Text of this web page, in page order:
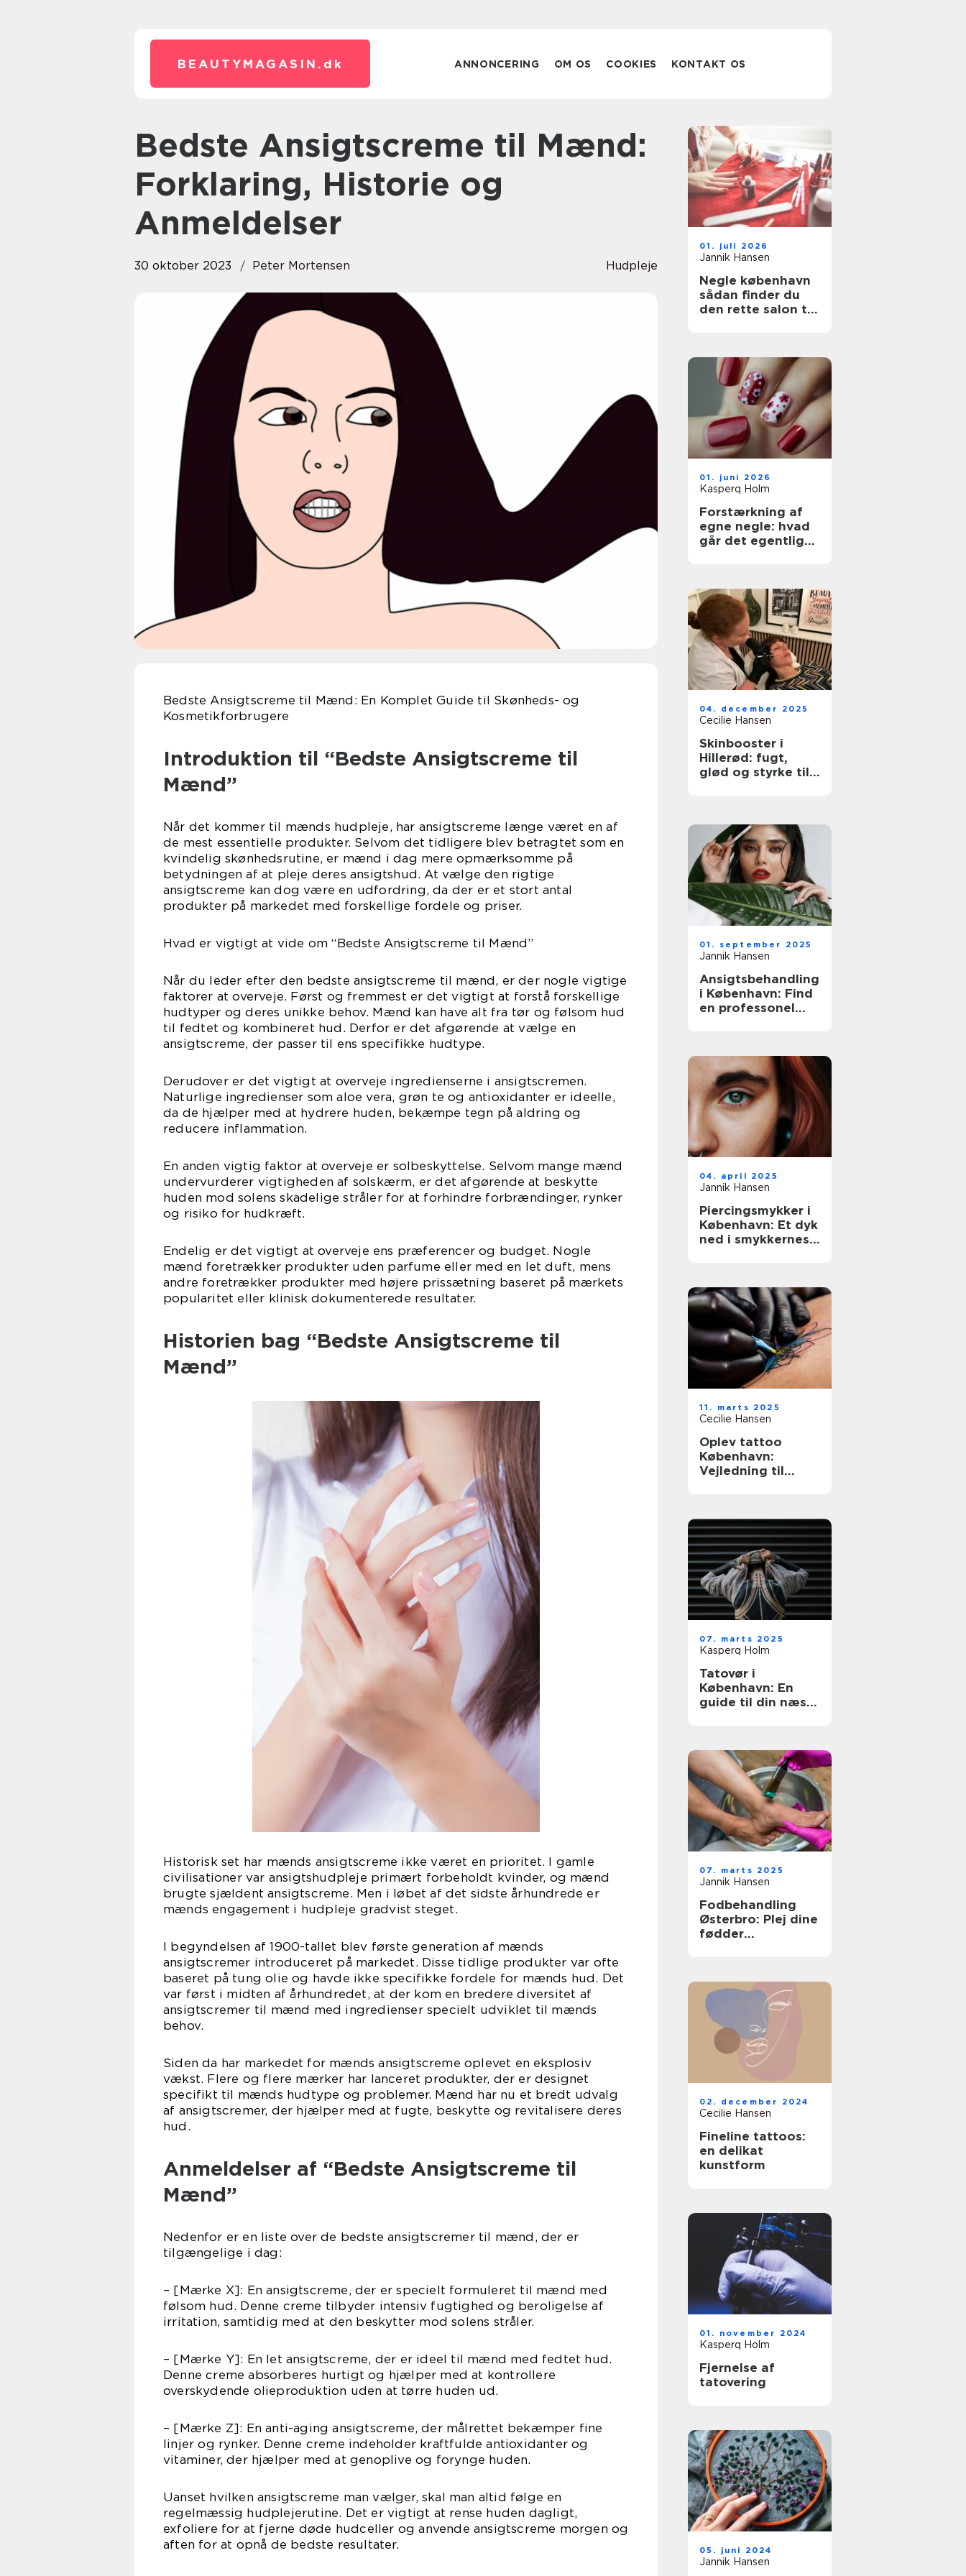
BEAUTYMAGASIN. dk ANNONCERING OM OS COOKIES KONTAKT OS
Bedste Ansigtscreme til Mænd:
Forklaring, Historie og
Anmeldelser
30 oktober 2023 Peter Mortensen Hudpleje
Bedste Ansigtscreme til Mænd: En Komplet Guide til Skønheds- og
Kosmetikforbrugere
Introduktion til “Bedste Ansigtscreme til
Mænd”
Når det kommer til mænds hudpleje, har ansigtscreme længe været en af
de mest essentielle produkter. Selvom det tidligere blev betragtet som en
kvindelig skønhedsrutine, er mænd i dag mere opmærksomme på
betydningen af at pleje deres ansigtshud. At vælge den rigtige
ansigtscreme kan dog være en udfordring, da der er et stort antal
produkter på markedet med forskellige fordele og priser.
Hvad er vigtigt at vide om “Bedste Ansigtscreme til Mænd”
Når du leder efter den bedste ansigtscreme til mænd, er der nogle vigtige
faktorer at overveje. Først og fremmest er det vigtigt at forstå forskellige
hudtyper og deres unikke behov. Mænd kan have alt fra tør og følsom hud
til fedtet og kombineret hud. Derfor er det afgørende at vælge en
ansigtscreme, der passer til ens specifikke hudtype.
Derudover er det vigtigt at overveje ingredienserne i ansigtscremen.
Naturlige ingredienser som aloe vera, grøn te og antioxidanter er ideelle,
da de hjælper med at hydrere huden, bekæmpe tegn på aldring og
reducere inflammation.
En anden vigtig faktor at overveje er solbeskyttelse. Selvom mange mænd
undervurderer vigtigheden af solskærm, er det afgørende at beskytte
huden mod solens skadelige stråler for at forhindre forbrændinger, rynker
og risiko for hudkræft.
Endelig er det vigtigt at overveje ens præferencer og budget. Nogle
mænd foretrækker produkter uden parfume eller med en let duft, mens
andre foretrækker produkter med højere prissætning baseret på mærkets
popularitet eller klinisk dokumenterede resultater.
Historien bag “Bedste Ansigtscreme til
Mænd”
Historisk set har mænds ansigtscreme ikke været en prioritet. I gamle
civilisationer var ansigtshudpleje primært forbeholdt kvinder, og mænd
brugte sjældent ansigtscreme. Men i løbet af det sidste århundrede er
mænds engagement i hudpleje gradvist steget.
I begyndelsen af 1900-tallet blev første generation af mænds
ansigtscremer introduceret på markedet. Disse tidlige produkter var ofte
baseret på tung olie og havde ikke specifikke fordele for mænds hud. Det
var først i midten af århundredet, at der kom en bredere diversitet af
ansigtscremer til mænd med ingredienser specielt udviklet til mænds
behov.
Siden da har markedet for mænds ansigtscreme oplevet en eksplosiv
vækst. Flere og flere mærker har lanceret produkter, der er designet
specifikt til mænds hudtype og problemer. Mænd har nu et bredt udvalg
af ansigtscremer, der hjælper med at fugte, beskytte og revitalisere deres
hud.
Anmeldelser af “Bedste Ansigtscreme til
Mænd”
Nedenfor er en liste over de bedste ansigtscremer til mænd, der er
tilgængelige i dag:
– [Mærke X]: En ansigtscreme, der er specielt formuleret til mænd med
følsom hud. Denne creme tilbyder intensiv fugtighed og beroligelse af
irritation, samtidig med at den beskytter mod solens stråler.
– [Mærke Y]: En let ansigtscreme, der er ideel til mænd med fedtet hud.
Denne creme absorberes hurtigt og hjælper med at kontrollere
overskydende olieproduktion uden at tørre huden ud.
– [Mærke Z]: En anti-aging ansigtscreme, der målrettet bekæmper fine
linjer og rynker. Denne creme indeholder kraftfulde antioxidanter og
vitaminer, der hjælper med at genoplive og forynge huden.
Uanset hvilken ansigtscreme man vælger, skal man altid følge en
regelmæssig hudplejerutine. Det er vigtigt at rense huden dagligt,
exfoliere for at fjerne døde hudceller og anvende ansigtscreme morgen og
aften for at opnå de bedste resultater.
01. juli 2026
Jannik Hansen
Negle københavn
sådan finder du
den rette salon til
01. juni 2026
Kasperq Holm
Forstærkning af
egne negle: hvad
går det egentlig
04. december 2025
Cecilie Hansen
Skinbooster i
Hillerød: fugt,
glød og styrke til
01. september 2025
Jannik Hansen
Ansigtsbehandling
i København: Find
en professonel
04. april 2025
Jannik Hansen
Piercingsmykker i
København: Et dyk
ned i smykkernes
11. marts 2025
Cecilie Hansen
Oplev tattoo
København:
Vejledning til
07. marts 2025
Kasperq Holm
Tatovør i
København: En
guide til din næste
07. marts 2025
Jannik Hansen
Fodbehandling
Østerbro: Plej dine
fødder
02. december 2024
Cecilie Hansen
Fineline tattoos:
en delikat
kunstform
01. november 2024
Kasperq Holm
Fjernelse af
tatovering
05. juni 2024
Jannik Hansen